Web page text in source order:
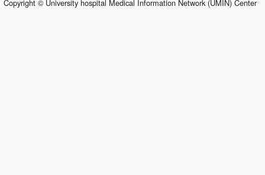
Copyright © University hospital Medical Information Network (UMIN) Center